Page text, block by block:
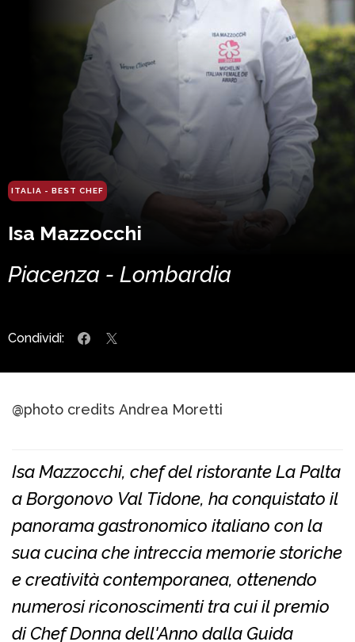
ITALIA - BEST CHEF
Isa Mazzocchi
Piacenza - Lombardia
Condividi:
@photo credits Andrea Moretti
Isa Mazzocchi, chef del ristorante La Palta
a Borgonovo Val Tidone, ha conquistato il
panorama gastronomico italiano con la
sua cucina che intreccia memorie storiche
e creatività contemporanea, ottenendo
numerosi riconoscimenti tra cui il premio
di Chef Donna dell'Anno dalla Guida